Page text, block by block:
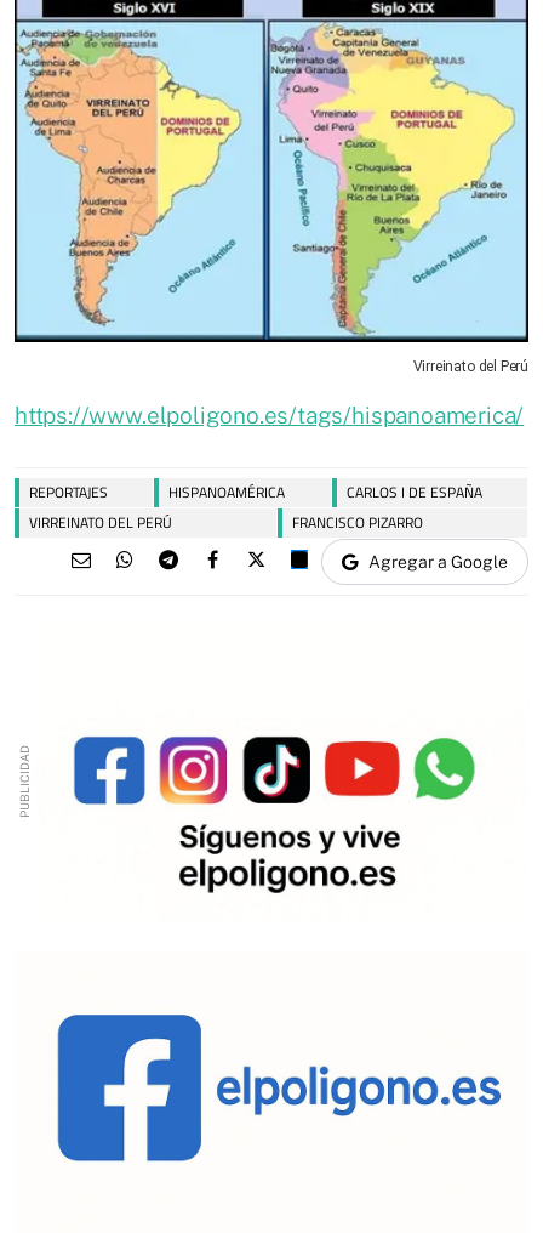
Virreinato del Perú
https://www.elpoligono.es/tags/hispanoamerica/
REPORTAJES HISPANOAMÉRICA
CARLOS I DE ESPAÑA
VIRREINATO DEL PERÚ
FRANCISCO PIZARRO
Agregar a Google